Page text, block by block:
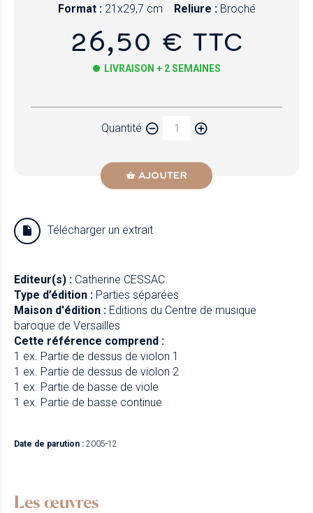
Format : 21x29,7 cm Reliure : Broché
26,50 € TTC
LIVRAISON + 2 SEMAINES
Quantité
AJOUTER
Télécharger un extrait
Editeur(s) : Catherine CESSAC
Type d’édition : Parties séparées
Maison d'édition : Editions du Centre de musique
baroque de Versailles
Cette référence comprend :
1 ex. Partie de dessus de violon 1
1 ex. Partie de dessus de violon 2
1 ex. Partie de basse de viole
1 ex. Partie de basse continue
Date de parution : 2005-12
Les œuvres